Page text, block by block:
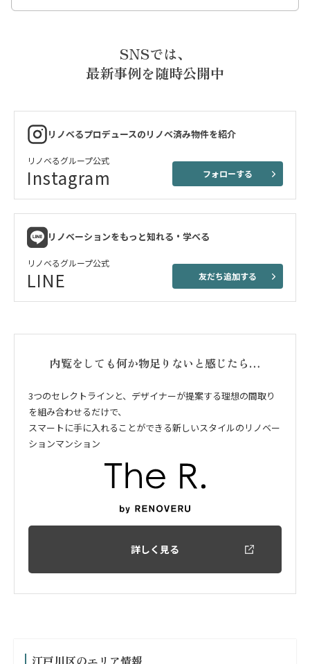
SNSでは、
最新事例を随時公開中
リノベるプロデュースのリノベ済み物件を紹介
リノベるグループ公式
Instagram フォローする
リノベーションをもっと知れる・学べる
リノベるグループ公式
LINE 友だち追加する
内覧をしても何か物足りないと感じたら…
3つのセレクトラインと、デザイナーが提案する理想の間取り
を組み合わせるだけで、
スマートに手に入れることができる新しいスタイルのリノベー
ションマンション
詳しく見る
江戸川区のエリア情報